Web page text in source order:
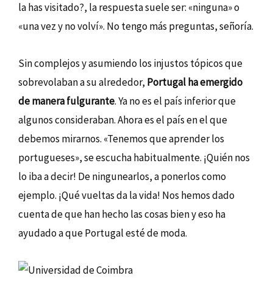
la has visitado?, la respuesta suele ser: «ninguna» o
«una vez y no volví». No tengo más preguntas, señoría.
Sin complejos y asumiendo los injustos tópicos que
sobrevolaban a su alrededor, Portugal ha emergido
de manera fulgurante. Ya no es el país inferior que
algunos consideraban. Ahora es el país en el que
debemos mirarnos. «Tenemos que aprender los
portugueses», se escucha habitualmente. ¡Quién nos
lo iba a decir! De ningunearlos, a ponerlos como
ejemplo. ¡Qué vueltas da la vida! Nos hemos dado
cuenta de que han hecho las cosas bien y eso ha
ayudado a que Portugal esté de moda.